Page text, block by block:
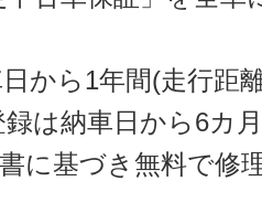
から1年間(走行距
は納車日から6カ
に基づき無料で修